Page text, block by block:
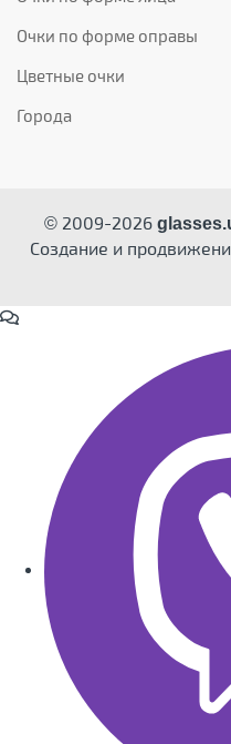
Очки по форме оправы
Цветные очки
Города
© 2009-2026
Создание и